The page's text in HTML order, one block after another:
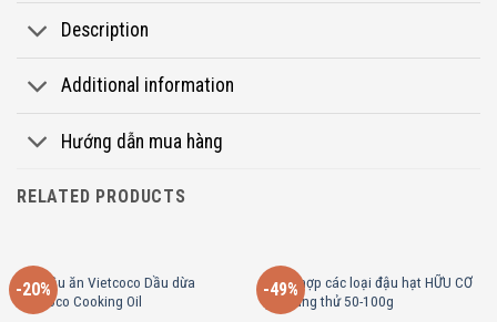
Description
Additional information
Hướng dẫn mua hàng
RELATED PRODUCTS
-20%
2 lít dầu ăn Vietcoco Dầu dừa
Vietcoco Cooking Oil
-49%
Tổng hợp các loại đậu hạt HỮU CƠ
gói dùng thử 50-100g